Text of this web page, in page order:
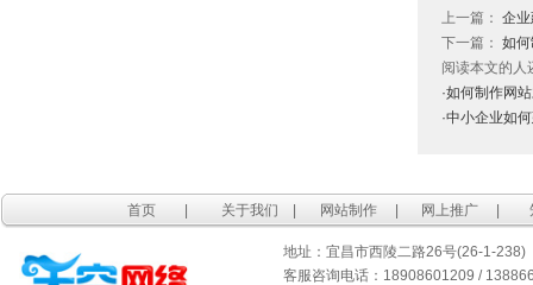
上一篇： 企
下一篇： 如
阅读本文的人
·如何制作网
·中小企业如
首页 关于我们 网站制作 网上推广
地址：宜昌市西陵二路26号(26-1-238)
客服咨询电话：18908601209 /